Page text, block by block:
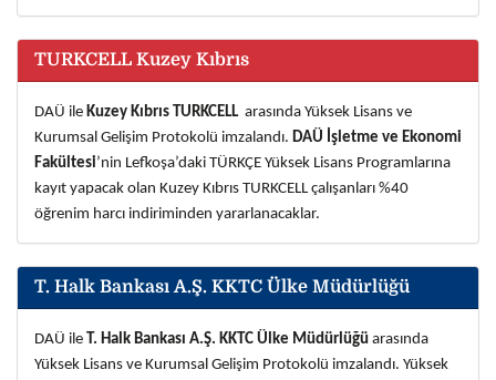
TURKCELL Kuzey Kıbrıs
DAÜ ile Kuzey Kıbrıs TURKCELL arasında Yüksek Lisans ve
Kurumsal Gelişim Protokolü imzalandı. DAÜ İşletme ve Ekonomi
Fakültesi’nin Lefkoşa’daki TÜRKÇE Yüksek Lisans Programlarına
kayıt yapacak olan Kuzey Kıbrıs TURKCELL çalışanları %40
öğrenim harcı indiriminden yararlanacaklar.
T. Halk Bankası A.Ş. KKTC Ülke Müdürlüğü
DAÜ ile T. Halk Bankası A.Ş. KKTC Ülke Müdürlüğü arasında
Yüksek Lisans ve Kurumsal Gelişim Protokolü imzalandı. Yüksek